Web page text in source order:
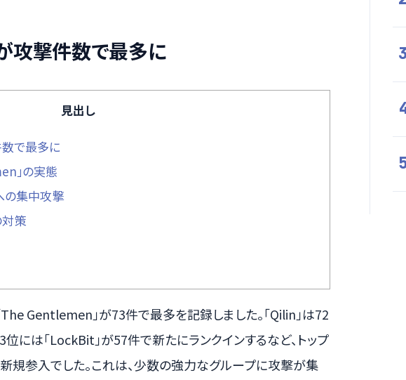
攻撃件数で最多に
見出し
で最多に
」の実態
の集中攻撃
策
Gentlemen」が73件で最多を記録しました。「Qilin」は72
位には「LockBit」が57件で新たにランクインするなど、トップ
規参入でした。これは、少数の強力なグループに攻撃が集